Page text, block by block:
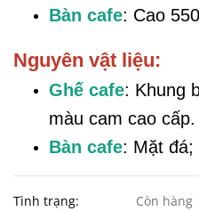
Bàn cafe: Cao
Nguyên vật liệu:
Ghế cafe: Khung
màu cam cao cấp.
Bàn cafe: Mặt đá;
Tình trạng: Còn hàng